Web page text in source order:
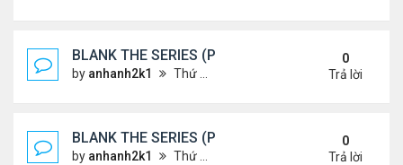
BLANK THE SERIES (PHẦN 2)
by anhanh2k1 Thứ 7 Tháng 5 25, 2024 1:51 am
0
Trả lời
BLANK THE SERIES (PHẦN 2)
by anhanh2k1 Thứ 6 Tháng 5 24, 2024 1:54 am
0
Trả lời